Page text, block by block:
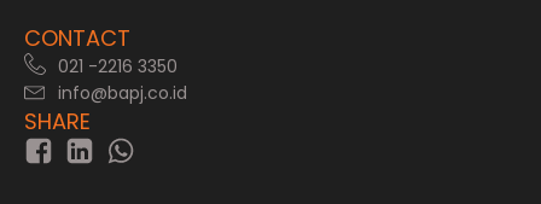
CONTACT
021 -2216 3350
info@bapj.co.id
SHARE